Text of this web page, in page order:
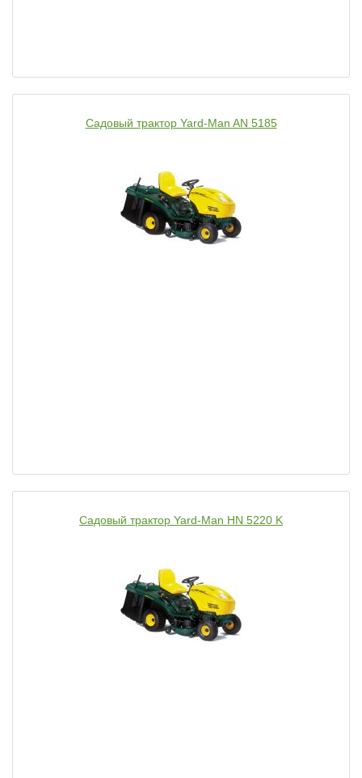
Садовый трактор Yard-Man AN 5185
Садовый трактор Yard-Man HN 5220 K